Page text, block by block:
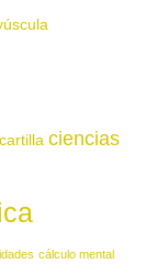
cartilla ciencias
cálculo mental